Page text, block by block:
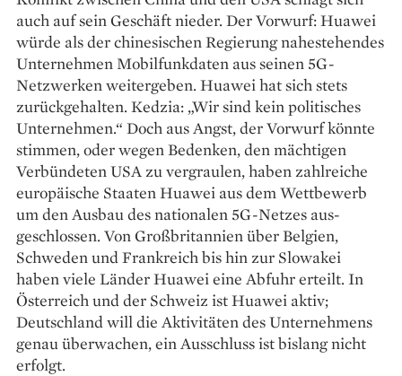
auch auf sein Geschäft nieder. Der Vorwurf: Huawei
würde als der chinesischen Regierung nahestehendes
Unternehmen Mobilfunkdaten aus seinen 5G-
Netzwerken weiter­geben. Huawei hat sich stets
zurückgehalten. Kedzia: „Wir sind kein politisches
Unternehmen.“ Doch aus Angst, der Vorwurf könnte
stimmen, oder wegen Bedenken, den mächtigen
Verbündeten USA zu vergraulen, haben zahlreiche
euro­päische Staaten Huawei aus dem Wettbewerb
um den Ausbau des nationalen 5G-Netzes aus­
geschlossen. Von Großbritannien über Belgien,
Schweden und Frankreich bis hin zur Slowakei
haben viele Länder Huawei eine Abfuhr erteilt. In
Österreich und der Schweiz ist Huawei aktiv;
Deutschland will die Aktivitäten des Unternehmens
genau über­wachen, ein Ausschluss ist bislang nicht
erfolgt.